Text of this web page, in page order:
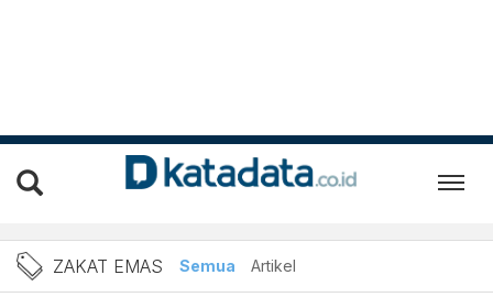
Berita Zakat Emas
ZAKAT EMAS Semua Artikel